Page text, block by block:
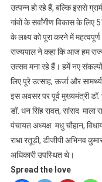
उत्पन्न हो रहे हैं, बल्कि इससे
गांवों के सर्वांगीण विकास के लिए
के लक्ष्य को पूरा करने में महत्वपूर्ण
राज्यपाल ने कहा कि आज हम
उत्सव मना रहे हैं। हमें नए
लिए पूरे उत्साह, ऊर्जा और
इस अवसर पर पूर्व मुख्यमंत्री
डॉ. धन सिंह रावत, सांसद माला
पंचायत अध्यक्ष मधु चौहान,
राधा रतूड़ी, डीजीपी अभिनव
अधिकारी उपस्थित थे।
Spread the love